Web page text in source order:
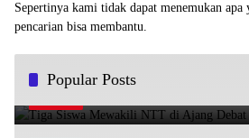
Sepertinya kami tidak dapat menemukan
pencarian bisa membantu.
Popular Posts
1 Tiga Siswa Mewakili NTT di